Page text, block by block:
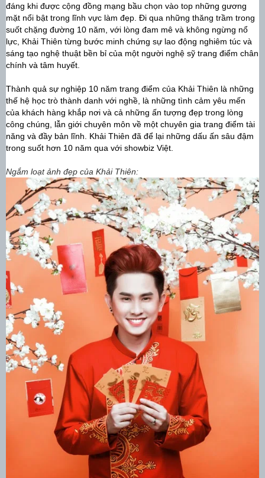
đáng khi được cộng đồng mạng bầu chọn vào top những gương
mặt nổi bật trong lĩnh vực làm đẹp. Đi qua những thăng trầm trong
suốt chặng đường 10 năm, với lòng đam mê và không ngừng nổ
lực, Khải Thiên từng bước minh chứng sự lao động nghiêm túc và
sáng tạo nghệ thuật bền bỉ của một người nghệ sỹ trang điểm chân
chính và tâm huyết.
Thành quả sự nghiệp 10 năm trang điểm của Khải Thiên là những
thế hệ học trò thành danh với nghề, là những tình cảm yêu mến
của khách hàng khắp nơi và cả những ấn tượng đẹp trong lòng
công chúng, lẫn giới chuyên môn về một chuyên gia trang điểm tài
năng và đầy bản lĩnh. Khải Thiên đã để lại những dấu ấn sâu đậm
trong suốt hơn 10 năm qua với showbiz Việt.
Ngắm loạt ảnh đẹp của Khải Thiên: